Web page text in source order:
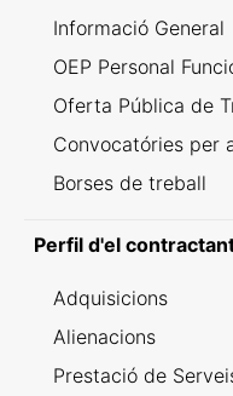
Informació General
OEP Personal
Oferta Pública de
Convocatóries per
Borses de treball
Perfil d'el
Adquisicions
Alienacions
Prestació de